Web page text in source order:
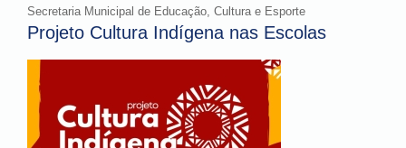
Secretaria Municipal de Educação, Cultura e Esporte
Projeto Cultura Indígena nas Escolas